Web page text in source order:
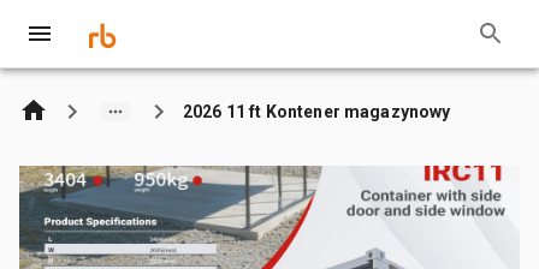
2026 11 ft Kontener magazynowy